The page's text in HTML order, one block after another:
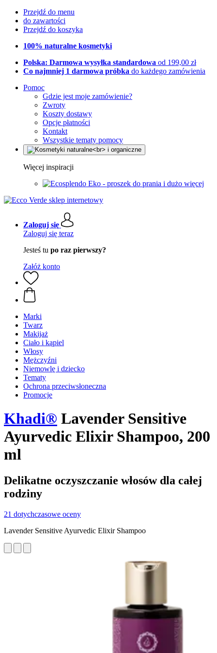
Przejdź do menu
do zawartości
Przejdź do koszyka
100% naturalne kosmetyki
Polska: Darmowa wysyłka standardowa od 199,00 zł
Co najmniej 1 darmowa próbka do każdego zamówienia
Pomoc
Gdzie jest moje zamówienie?
Zwroty
Koszty dostawy
Opcje płatności
Kontakt
Wszystkie tematy pomocy
Więcej inspiracji
Eko - proszek do prania i dużo więcej
Zaloguj się
Zaloguj się teraz
Jesteś tu po raz pierwszy?
Załóż konto
Marki
Twarz
Makijaż
Ciało i kąpiel
Włosy
Mężczyźni
Niemowlę i dziecko
Tematy
Ochrona przeciwsłoneczna
Promocje
Khadi® Lavender Sensitive
Ayurvedic Elixir Shampoo, 200
ml
Delikatne oczyszczanie włosów dla całej
rodziny
21 dotychczasowe oceny
Lavender Sensitive Ayurvedic Elixir Shampoo